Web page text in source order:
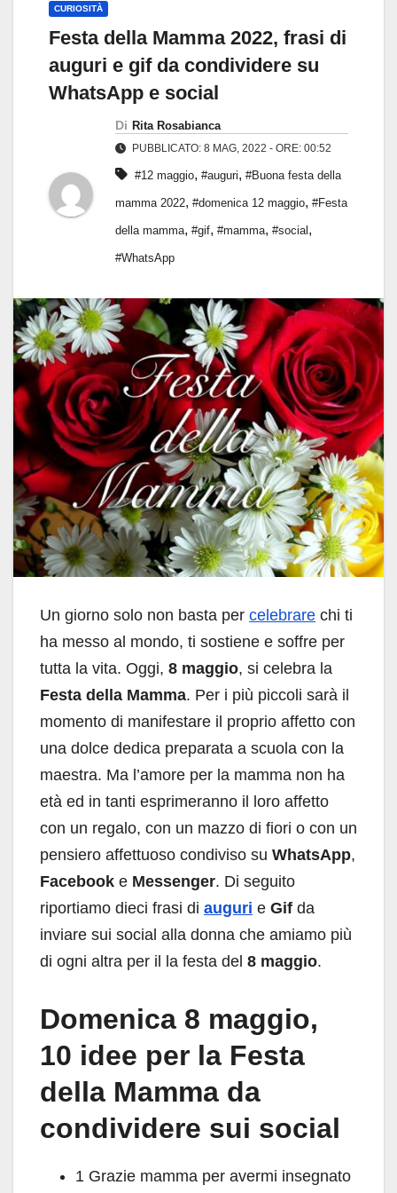
CURIOSITÀ
Festa della Mamma 2022, frasi di
auguri e gif da condividere su
WhatsApp e social
Di Rita Rosabianca
PUBBLICATO: 8 MAG, 2022 - ORE: 00:52
#12 maggio, #auguri, #Buona festa della
mamma 2022, #domenica 12 maggio, #Festa
della mamma, #gif, #mamma, #social ,
#WhatsApp
Un giorno solo non basta per celebrare chi ti
ha messo al mondo, ti sostiene e soffre per
tutta la vita. Oggi, 8 maggio, si celebra la
Festa della Mamma. Per i più piccoli sarà il
momento di manifestare il proprio affetto con
una dolce dedica preparata a scuola con la
maestra. Ma l’amore per la mamma non ha
età ed in tanti esprimeranno il loro affetto
con un regalo, con un mazzo di fiori o con un
pensiero affettuoso condiviso su WhatsApp,
Facebook e Messenger. Di seguito
riportiamo dieci frasi di auguri e Gif da
inviare sui social alla donna che amiamo più
di ogni altra per il la festa del 8 maggio.
Domenica 8 maggio,
10 idee per la Festa
della Mamma da
condividere sui social
1 Grazie mamma per avermi insegnato